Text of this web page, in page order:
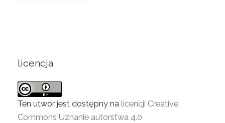
licencja
Ten utwór jest dostępny na licencji Creative
Commons Uznanie autorstwa 4.0